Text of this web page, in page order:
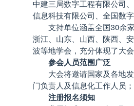
中建三局数字工程有限公司
信息科技有限公司、全国数
支持单位涵盖全国30余
浙江、山东、山西、陕西、
波等地学会，充分体现了大
参会人员范围广泛
大会将邀请国家及各地
门负责人及信息化工作人员
注册报名须知